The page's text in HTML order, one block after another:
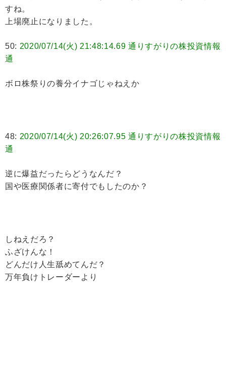
すね。
上場廃止になりました。
50: 2020/07/14(火) 21:48:14.69 通りすがりの株投資情報
通
ボロ株祭りの養分イナゴじゃねえか
48: 2020/07/14(火) 20:26:07.95 通りすがりの株投資情報
通
逆に爆益だったらどうなんだ？
国や医療関係者に寄付でもしたのか？
しねえだろ？
ふざけんな！
どんだけ人生舐めてんだ？
万年負けトレーダーより